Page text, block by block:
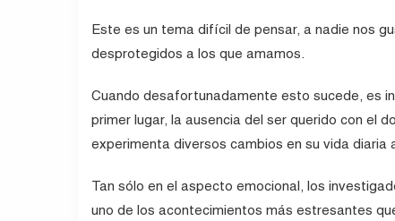
Este es un tema difícil de pensar, a nadie nos
desprotegidos a los que amamos.
Cuando desafortunadamente esto sucede, es
primer lugar, la ausencia del ser querido con el
experimenta diversos cambios en su vida diaria
Tan sólo en el aspecto emocional, los
uno de los acontecimientos más estresantes